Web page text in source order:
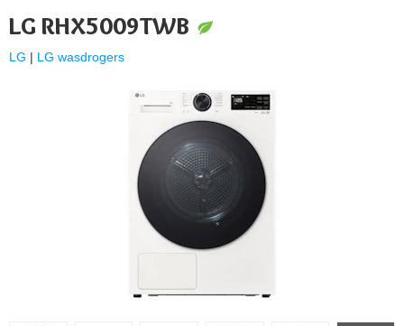
LG RHX5009TWB
LG | LG wasdrogers